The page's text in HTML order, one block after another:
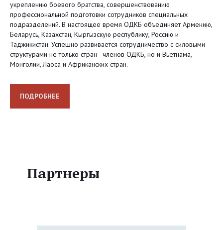
укреплению боевого братства, совершенствованию
профессиональной подготовки сотрудников специальных
подразделений. В настоящее время ОДКБ объединяет Армению,
Беларусь, Казахстан, Кыргызскую республику, Россию и
Таджикистан. Успешно развивается сотрудничество с силовыми
структурами не только стран - членов ОДКБ, но и Вьетнама,
Монголии, Лаоса и Африканских стран.
ПОДРОБНЕЕ
Партнеры